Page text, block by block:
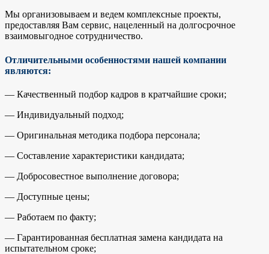
Мы организовываем и ведем комплексные проекты,
предоставляя Вам сервис, нацеленный на долгосрочное
взаимовыгодное сотрудничество.
Отличительными особенностями нашей компании
являются:
— Качественный подбор кадров в кратчайшие сроки;
— Индивидуальный подход;
— Оригинальная методика подбора персонала;
— Составление характеристики кандидата;
— Добросовестное выполнение договора;
— Доступные цены;
— Работаем по факту;
— Гарантированная бесплатная замена кандидата на
испытательном сроке;